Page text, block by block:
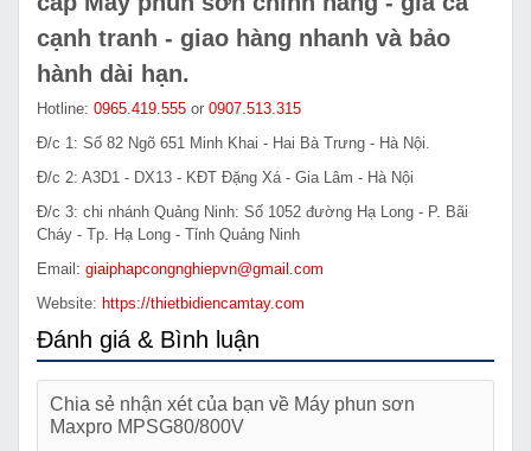
cạnh tranh - giao hàng nhanh và bảo
hành dài hạn.
Hotline: 0965.419.555 or 0907.513.315
Đ/c 1: Số 82 Ngõ 651 Minh Khai - Hai Bà Trưng - Hà Nội.
Đ/c 2: A3D1 - DX13 - KĐT Đặng Xá - Gia Lâm - Hà Nội
Đ/c 3: chi nhánh Quảng Ninh: Số 1052 đường Hạ Long - P. Bãi
Cháy - Tp. Hạ Long - Tỉnh Quảng Ninh
Email: giaiphapcongnghiepvn@gmail.com
Website: https://thietbidiencamtay.com
Đánh giá & Bình luận
Chia sẻ nhận xét của bạn về Máy phun sơn
Maxpro MPSG80/800V